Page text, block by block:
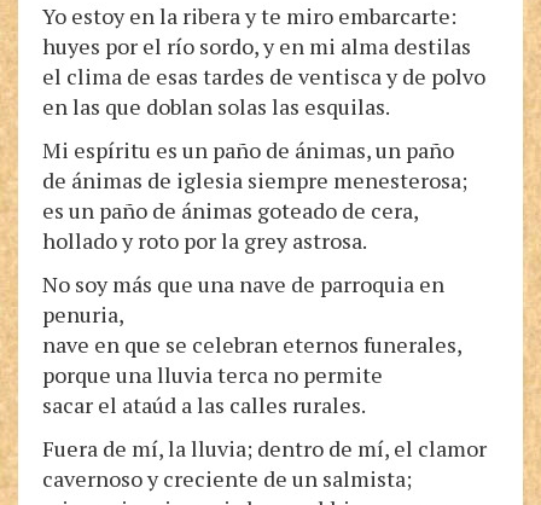
Yo estoy en la ribera y te miro embarcarte:
huyes por el río sordo, y en mi alma destilas
el clima de esas tardes de ventisca y de polvo
en las que doblan solas las esquilas.
Mi espíritu es un paño de ánimas, un paño
de ánimas de iglesia siempre menesterosa;
es un paño de ánimas goteado de cera,
hollado y roto por la grey astrosa.
No soy más que una nave de parroquia en
penuria,
nave en que se celebran eternos funerales,
porque una lluvia terca no permite
sacar el ataúd a las calles rurales.
Fuera de mí, la lluvia; dentro de mí, el clamor
cavernoso y creciente de un salmista;